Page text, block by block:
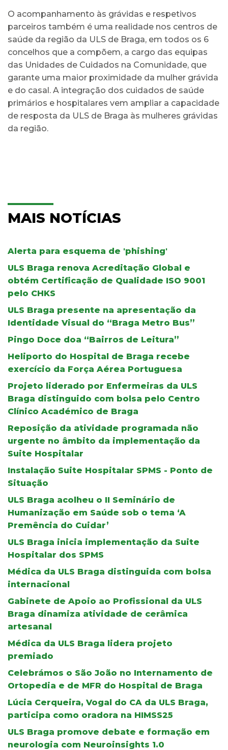
O acompanhamento às grávidas e respetivos
parceiros também é uma realidade nos centros de
saúde da região da ULS de Braga, em todos os 6
concelhos que a compõem, a cargo das equipas
das Unidades de Cuidados na Comunidade, que
garante uma maior proximidade da mulher grávida
e do casal. A integração dos cuidados de saúde
primários e hospitalares vem ampliar a capacidade
de resposta da ULS de Braga às mulheres grávidas
da região.
MAIS NOTÍCIAS
Alerta para esquema de 'phishing'
ULS Braga renova Acreditação Global e
obtém Certificação de Qualidade ISO 9001
pelo CHKS
ULS Braga presente na apresentação da
Identidade Visual do “Braga Metro Bus”
Pingo Doce doa “Bairros de Leitura”
Heliporto do Hospital de Braga recebe
exercício da Força Aérea Portuguesa
Projeto liderado por Enfermeiras da ULS
Braga distinguido com bolsa pelo Centro
Clínico Académico de Braga
Reposição da atividade programada não
urgente no âmbito da implementação da
Suite Hospitalar
Instalação Suite Hospitalar SPMS - Ponto de
Situação
ULS Braga acolheu o II Seminário de
Humanização em Saúde sob o tema ‘A
Premência do Cuidar’
ULS Braga inicia implementação da Suite
Hospitalar dos SPMS
Médica da ULS Braga distinguida com bolsa
internacional
Gabinete de Apoio ao Profissional da ULS
Braga dinamiza atividade de cerâmica
artesanal
Médica da ULS Braga lidera projeto
premiado
Celebrámos o São João no Internamento de
Ortopedia e de MFR do Hospital de Braga
Lúcia Cerqueira, Vogal do CA da ULS Braga,
participa como oradora na HIMSS25
ULS Braga promove debate e formação em
neurologia com Neuroinsights 1.0